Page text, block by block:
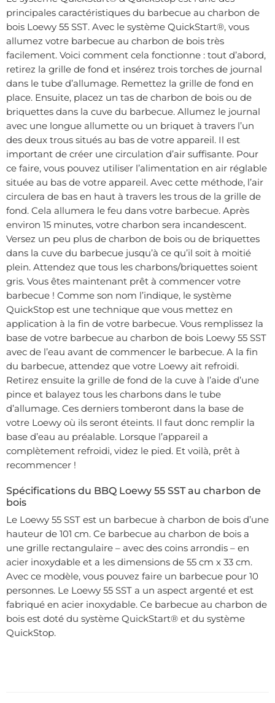
principales caractéristiques du barbecue au charbon de
bois Loewy 55 SST. Avec le système QuickStart®, vous
allumez votre barbecue au charbon de bois très
facilement. Voici comment cela fonctionne : tout d’abord,
retirez la grille de fond et insérez trois torches de journal
dans le tube d’allumage. Remettez la grille de fond en
place. Ensuite, placez un tas de charbon de bois ou de
briquettes dans la cuve du barbecue. Allumez le journal
avec une longue allumette ou un briquet à travers l’un
des deux trous situés au bas de votre appareil. Il est
important de créer une circulation d’air suffisante. Pour
ce faire, vous pouvez utiliser l’alimentation en air réglable
située au bas de votre appareil. Avec cette méthode, l’air
circulera de bas en haut à travers les trous de la grille de
fond. Cela allumera le feu dans votre barbecue. Après
environ 15 minutes, votre charbon sera incandescent.
Versez un peu plus de charbon de bois ou de briquettes
dans la cuve du barbecue jusqu’à ce qu’il soit à moitié
plein. Attendez que tous les charbons/briquettes soient
gris. Vous êtes maintenant prêt à commencer votre
barbecue ! Comme son nom l’indique, le système
QuickStop est une technique que vous mettez en
application à la fin de votre barbecue. Vous remplissez la
base de votre barbecue au charbon de bois Loewy 55 SST
avec de l’eau avant de commencer le barbecue. A la fin
du barbecue, attendez que votre Loewy ait refroidi.
Retirez ensuite la grille de fond de la cuve à l’aide d’une
pince et balayez tous les charbons dans le tube
d’allumage. Ces derniers tomberont dans la base de
votre Loewy où ils seront éteints. Il faut donc remplir la
base d’eau au préalable. Lorsque l’appareil a
complètement refroidi, videz le pied. Et voilà, prêt à
recommencer !
Spécifications du BBQ Loewy 55 SST au charbon de
bois
Le Loewy 55 SST est un barbecue à charbon de bois d’une
hauteur de 101 cm. Ce barbecue au charbon de bois a
une grille rectangulaire – avec des coins arrondis – en
acier inoxydable et a les dimensions de 55 cm x 33 cm.
Avec ce modèle, vous pouvez faire un barbecue pour 10
personnes. Le Loewy 55 SST a un aspect argenté et est
fabriqué en acier inoxydable. Ce barbecue au charbon de
bois est doté du système QuickStart® et du système
QuickStop.